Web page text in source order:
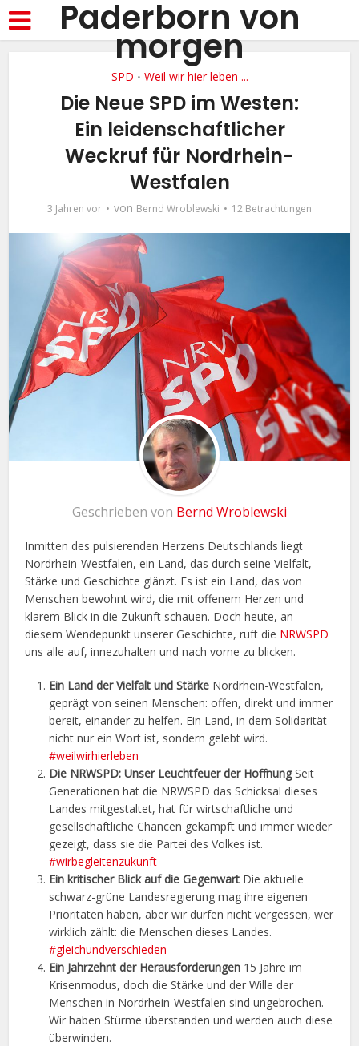
Paderborn von
morgen
SPD • Weil wir hier leben ...
Die Neue SPD im Westen:
Ein leidenschaftlicher
Weckruf für Nordrhein-
Westfalen
3 Jahren vor von Bernd Wroblewski 12 Betrachtungen
Geschrieben von Bernd Wroblewski
Inmitten des pulsierenden Herzens Deutschlands liegt
Nordrhein-Westfalen, ein Land, das durch seine Vielfalt,
Stärke und Geschichte glänzt. Es ist ein Land, das von
Menschen bewohnt wird, die mit offenem Herzen und
klarem Blick in die Zukunft schauen. Doch heute, an
diesem Wendepunkt unserer Geschichte, ruft die NRWSPD
uns alle auf, innezuhalten und nach vorne zu blicken.
Ein Land der Vielfalt und Stärke Nordrhein-Westfalen,
geprägt von seinen Menschen: offen, direkt und immer
bereit, einander zu helfen. Ein Land, in dem Solidarität
nicht nur ein Wort ist, sondern gelebt wird.
#weilwirhierleben
Die NRWSPD: Unser Leuchtfeuer der HoffnungSeit
Generationen hat die NRWSPD das Schicksal dieses
Landes mitgestaltet, hat für wirtschaftliche und
gesellschaftliche Chancen gekämpft und immer wieder
gezeigt, dass sie die Partei des Volkes ist.
#wirbegleitenzukunft
Ein kritischer Blick auf die Gegenwart Die aktuelle
schwarz-grüne Landesregierung mag ihre eigenen
Prioritäten haben, aber wir dürfen nicht vergessen, wer
wirklich zählt: die Menschen dieses Landes.
#gleichundverschieden
Ein Jahrzehnt der Herausforderungen 15 Jahre im
Krisenmodus, doch die Stärke und der Wille der
Menschen in Nordrhein-Westfalen sind ungebrochen.
Wir haben Stürme überstanden und werden auch diese
überwinden.